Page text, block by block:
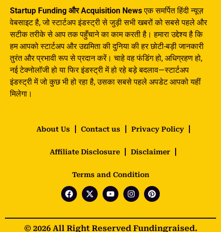
Startup Funding और Acquisition Newsएक समर्पित हिंदी न्यूज़
वेबसाइट है, जो स्टार्टअप इंडस्ट्री से जुड़ी सभी खबरों को सबसे पहले और
सटीक तरीके से आप तक पहुँचाने का काम करती है। हमारा उद्देश्य है कि
हम आपको स्टार्टअप और उद्यमिता की दुनिया की हर छोटी-बड़ी जानकारी
तुरंत और प्रभावी रूप से प्रदान करें। चाहे वह फंडिंग हो, अधिग्रहण हो,
नई टेक्नोलॉजी हो या फिर इंडस्ट्री में हो रहे बड़े बदलाव—स्टार्टअप
इंडस्ट्री में जो कुछ भी हो रहा है, उसका सबसे पहले अपडेट आपको यहीं
मिलेगा।
About Us Contact us Privacy Policy
Affiliate Disclosure Disclaimer
Terms and Condition
© 2026 All Right Reserved Fundingraised.